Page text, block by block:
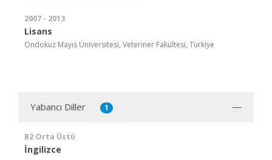
2007 - 2013
Lisans
Ondokuz Mayıs Üniversitesi, Veteriner Fakültesi, Türkiye
Yabancı Diller 1
B2 Orta Üstü
İngilizce